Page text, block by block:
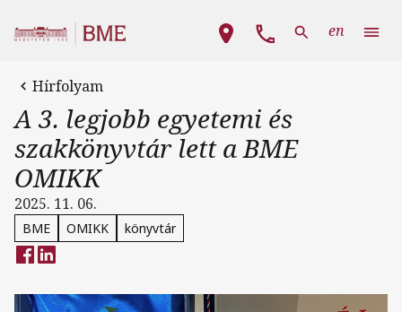
Fő navigáció
en
Hírfolyam
A 3. legjobb egyetemi és
szakkönyvtár lett a BME
OMIKK
2025. 11. 06.
BME OMIKK könyvtár